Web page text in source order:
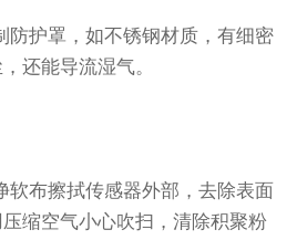
防护罩，如不锈钢材质，有细密
还能导流湿气。
软布擦拭传感器外部，去除表面
缩空气小心吹扫，清除积聚粉